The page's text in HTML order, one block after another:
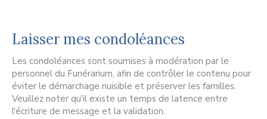
Laisser mes condoléances
Les condoléances sont soumises à modération par le
personnel du Funérarium, afin de contrôler le contenu pour
éviter le démarchage nuisible et préserver les familles.
Veuillez noter qu'il existe un temps de latence entre
l'écriture de message et la validation.